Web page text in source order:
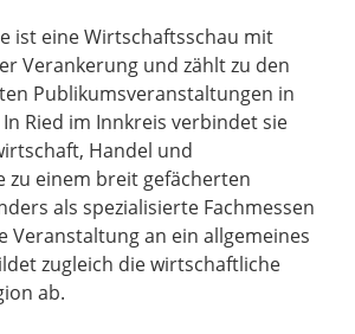
ist eine Wirtschaftsschau mit
Verankerung und zählt zu den
Publikumsveranstaltungen in
Ried im Innkreis verbindet sie
Handel und
zu einem breit gefächerten
als spezialisierte Fachmessen
Veranstaltung an ein allgemeines
zugleich die wirtschaftliche
ab.